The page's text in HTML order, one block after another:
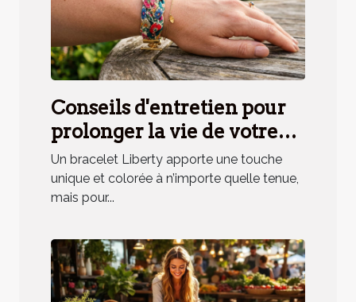
Conseils d'entretien pour
prolonger la vie de votre
bracelet Liberty
Un bracelet Liberty apporte une touche
unique et colorée à n’importe quelle tenue,
mais pour...